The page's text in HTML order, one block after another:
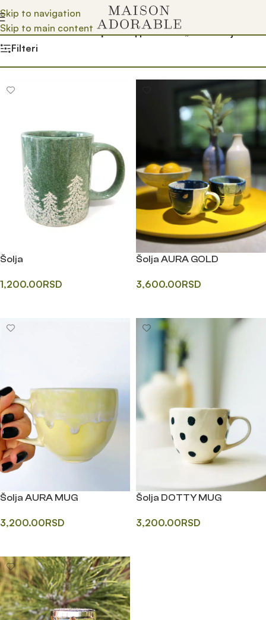
Skip to navigation
Skip to main content
Почетна/Prodavnica/Производ oзначен „velika solja“
Filteri
Šolja
1,200.00RSD
Šolja AURA GOLD
3,600.00RSD
Šolja AURA MUG
3,200.00RSD
Šolja DOTTY MUG
3,200.00RSD